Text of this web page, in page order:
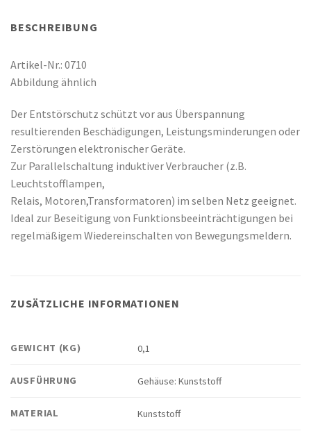
BESCHREIBUNG
Artikel-Nr.: 0710
Abbildung ähnlich
Der Entstörschutz schützt vor aus Überspannung
resultierenden Beschädigungen, Leistungsminderungen oder
Zerstörungen elektronischer Geräte.
Zur Parallelschaltung induktiver Verbraucher (z.B.
Leuchtstofflampen,
Relais, Motoren,Transformatoren) im selben Netz geeignet.
Ideal zur Beseitigung von Funktionsbeeinträchtigungen bei
regelmäßigem Wiedereinschalten von Bewegungsmeldern.
ZUSÄTZLICHE INFORMATIONEN
GEWICHT (KG) 0,1
AUSFÜHRUNG Gehäuse: Kunststoff
MATERIAL Kunststoff